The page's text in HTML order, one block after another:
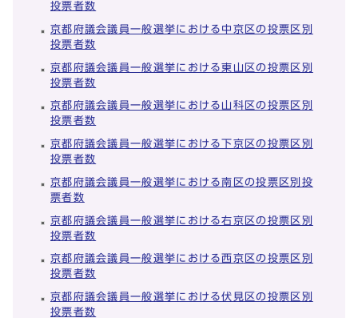
投票者数
京都府議会議員一般選挙における中京区の投票区別
投票者数
京都府議会議員一般選挙における東山区の投票区別
投票者数
京都府議会議員一般選挙における山科区の投票区別
投票者数
京都府議会議員一般選挙における下京区の投票区別
投票者数
京都府議会議員一般選挙における南区の投票区別投
票者数
京都府議会議員一般選挙における右京区の投票区別
投票者数
京都府議会議員一般選挙における西京区の投票区別
投票者数
京都府議会議員一般選挙における伏見区の投票区別
投票者数